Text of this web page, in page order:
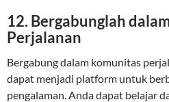
12. Bergabunglah
Perjalanan
Bergabung dalam komunitas
dapat menjadi platform untuk
pengalaman. Anda dapat belajar